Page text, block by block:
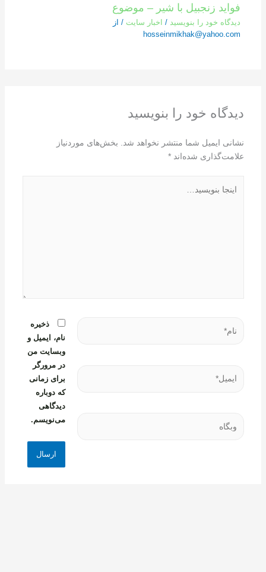
فواید زنجبیل با شیر – موضوع
دیدگاه‌ خود را بنویسید / اخبار سایت / از
hosseinmikhak@yahoo.com
دیدگاه‌ خود را بنویسید
نشانی ایمیل شما منتشر نخواهد شد.
بخش‌های موردنیاز
علامت‌گذاری شده‌اند*
بنویسید…
ذخیره
نام، ایمیل و
وبسایت من
در مرورگر
برای زمانی
که دوباره
دیدگاهی
می‌نویسم.